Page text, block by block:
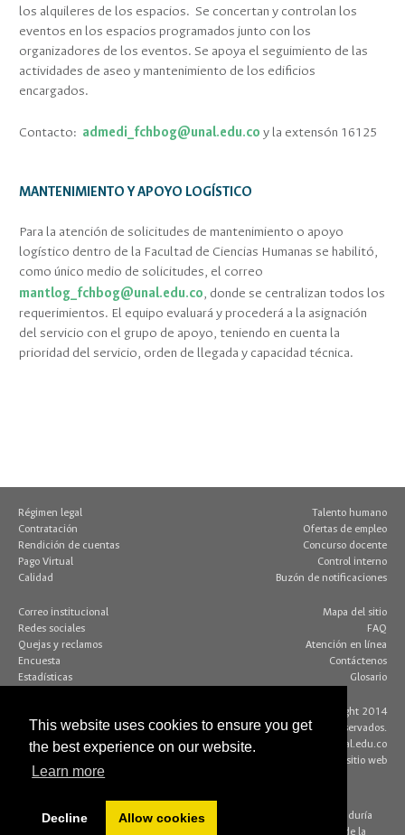
This website uses cookies to ensure you get
the best experience on our website.
Learn more
Decline Allow cookies
los alquileres de los espacios. Se concertan y controlan los
eventos en los espacios programados junto con los
organizadores de los eventos. Se apoya el seguimiento de las
actividades de aseo y mantenimiento de los edificios
encargados.
Contacto: admedi_fchbog@unal.edu.co y la extensón 16125
MANTENIMIENTO Y APOYO LOGÍSTICO
Para la atención de solicitudes de mantenimiento o apoyo
logístico dentro de la Facultad de Ciencias Humanas se habilitó,
como único medio de solicitudes, el correo
mantlog_fchbog@unal.edu.co, donde se centralizan todos los
requerimientos. El equipo evaluará y procederá a la asignación
del servicio con el grupo de apoyo, teniendo en cuenta la
prioridad del servicio, orden de llegada y capacidad técnica.
Régimen legal
Contratación
Rendición de cuentas
Pago Virtual
Calidad
Talento humano
Ofertas de empleo
Concurso docente
Control interno
Buzón de notificaciones
Correo institucional
Redes sociales
Quejas y reclamos
Encuesta
Estadísticas
Mapa del sitio
FAQ
Atención en línea
Contáctenos
Glosario
Dirección
Edif. 205 - Of. 117
(+57 1) 316 5000
© Copyright 2014
Algunos derechos reservados.
editorweb_fchbog@unal.edu.co
Acerca de este sitio web